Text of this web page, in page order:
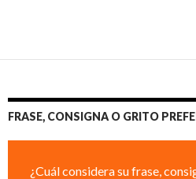
FRASE, CONSIGNA O GRITO
¿Cuál considera su frase,